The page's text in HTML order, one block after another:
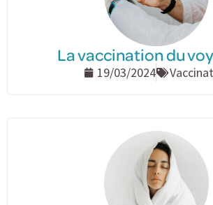
La vaccination du
19/03/2024